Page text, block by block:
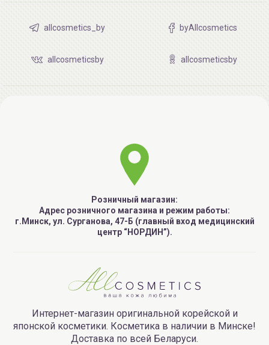
allcosmetics_by byAllcosmetics
allcosmeticsby allcosmeticsby
Розничный магазин:
Адрес розничного магазина и режим работы:
г.Минск, ул. Сурганова, 47-Б (главный вход медицинский
центр “НОРДИН”).
Интернет-магазин оригинальной корейской и
японской косметики. Косметика в наличии в Минске!
Доставка по всей Беларуси.